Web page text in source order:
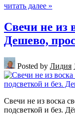
читать далее »
Свечи не из
Дешево,
Posted by Лидия
Свечи не из воска
подсветкой и без.